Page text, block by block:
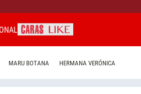
MARU BOTANA HERMANA VERÓNICA